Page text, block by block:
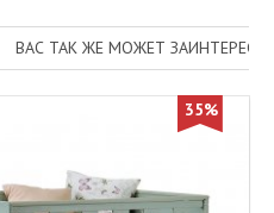
ВАС ТАК ЖЕ МОЖЕТ
35%